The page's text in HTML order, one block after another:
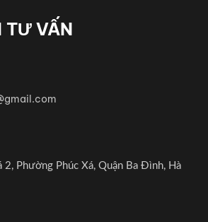
TƯ VẤN
Phường Phúc Xá, Quận Ba Đình, Hà